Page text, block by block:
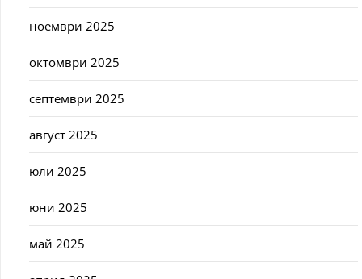
ноември 2025
октомври 2025
септември 2025
август 2025
юли 2025
юни 2025
май 2025